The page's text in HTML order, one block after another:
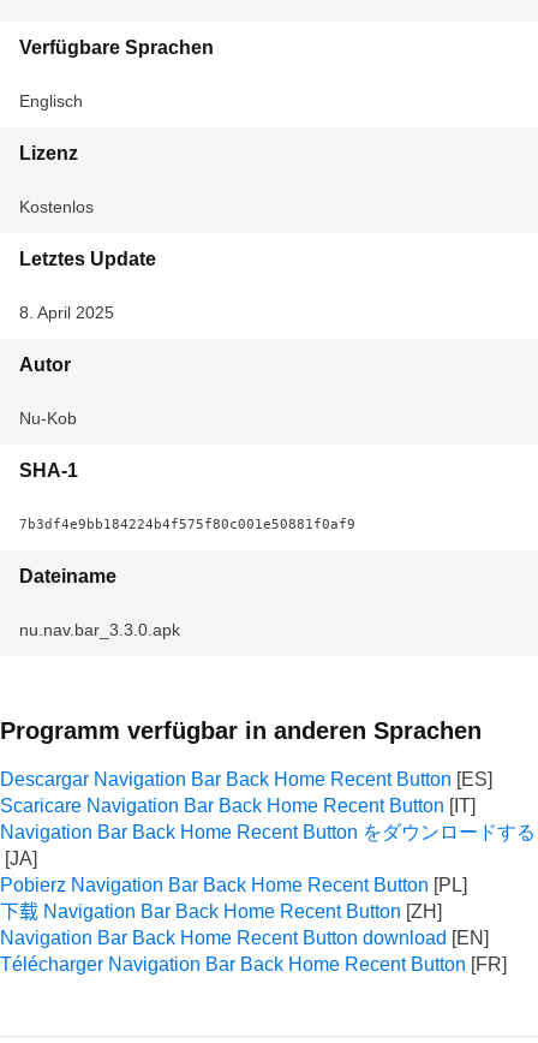
Verfügbare Sprachen
Englisch
Lizenz
Kostenlos
Letztes Update
8. April 2025
Autor
Nu-Kob
SHA-1
7b3df4e9bb184224b4f575f80c001e50881f0af9
Dateiname
nu.nav.bar_3.3.0.apk
Programm verfügbar in anderen Sprachen
Descargar Navigation Bar Back Home Recent Button
Scaricare Navigation Bar Back Home Recent Button
Navigation Bar Back Home Recent Button をダウンロードする
Pobierz Navigation Bar Back Home Recent Button
下载 Navigation Bar Back Home Recent Button
Navigation Bar Back Home Recent Button download
Télécharger Navigation Bar Back Home Recent Button